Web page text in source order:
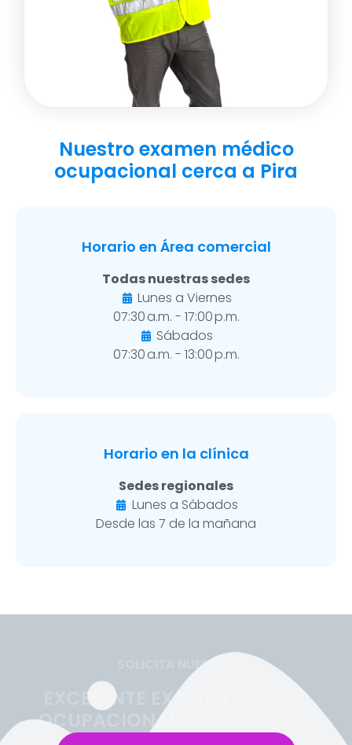
Nuestro examen médico
ocupacional cerca a Pira
Horario en Área comercial
Todas nuestras sedes
Lunes a Viernes
07:30 a.m. - 17:00 p.m.
Sábados
07:30 a.m. - 13:00 p.m.
Horario en la clínica
Sedes regionales
Lunes a Sábados
Desde las 7 de la mañana
SOLICITA NUESTRO
EXCELENTE EXAMEN MÉDICO
OCUPACIONAL CERCA A PIRA